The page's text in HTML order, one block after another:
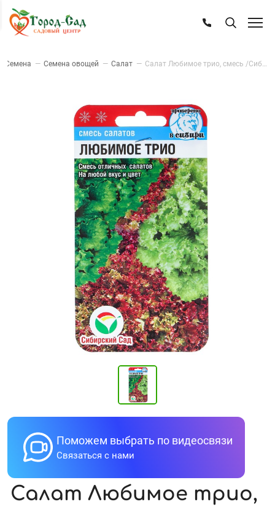
Семена — Семена овощей — Салат —
Поможем выбрать по видеосвязи
Связаться с нами
Салат Любимое трио,